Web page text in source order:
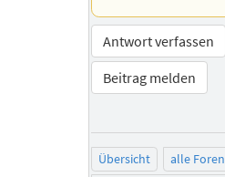
Antwort verfassen
Beitrag melden
Übersicht alle Foren